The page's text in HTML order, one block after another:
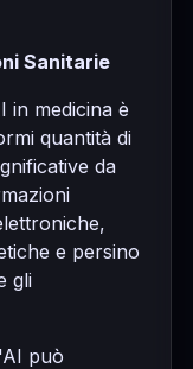
Sanitarie
in medicina è
quantità di
da
e persino
gli
può